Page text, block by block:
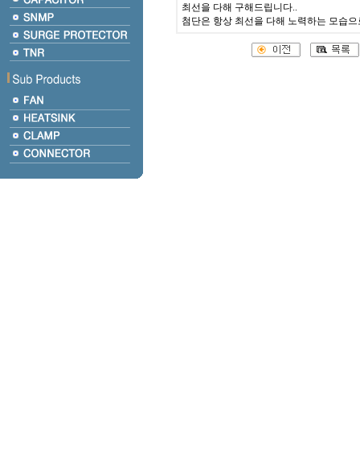
최선을 다해 구해드립니다..
첨단은 항상 최선을 다해 노력하는 모습